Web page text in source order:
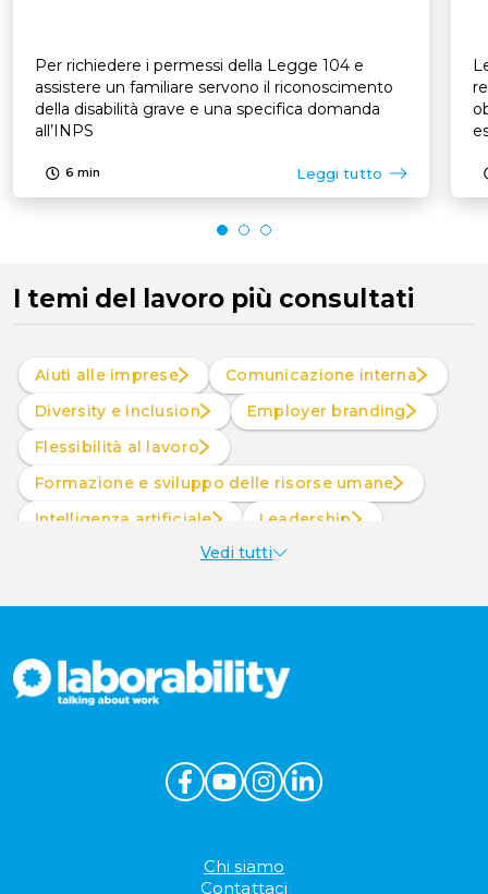
Per richiedere i permessi della Legge 104 e
assistere un familiare servono il riconoscimento
della disabilità grave e una specifica domanda
all’INPS
6 min Leggi tutto
I temi del lavoro più consultati
Aiuti alle imprese
Comunicazione interna
Diversity e inclusion
Employer branding
Flessibilità al lavoro
Formazione e sviluppo delle risorse umane
intelligenza artificiale
Leadership
Produttività al lavoroVedi tutti
Chi siamo
Contattaci